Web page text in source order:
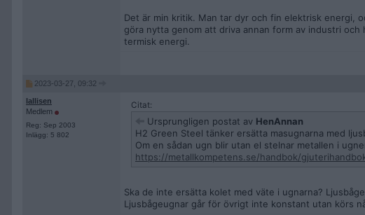
Det är min kritik. Man tar dyr och fin elektrisk energi,
göra nytta genom att driva annan form av industri
termisk energi.
2023-03-27, 09:32
lallisen
Medlem
Reg: Sep 2003
Inlägg: 5 802
Citat:
Ursprungligen postat av HenAnnan
H2 Green Steel tänker ersätta masugnarna med
Om en sådan ugn blir utan el stelnar metallen i
https://metallkompetens.se/handbok/
Ska de inte ersätta kolet med väte i ugnarna?
Ljusbågeugnar går för övrigt inte konstant utan körs